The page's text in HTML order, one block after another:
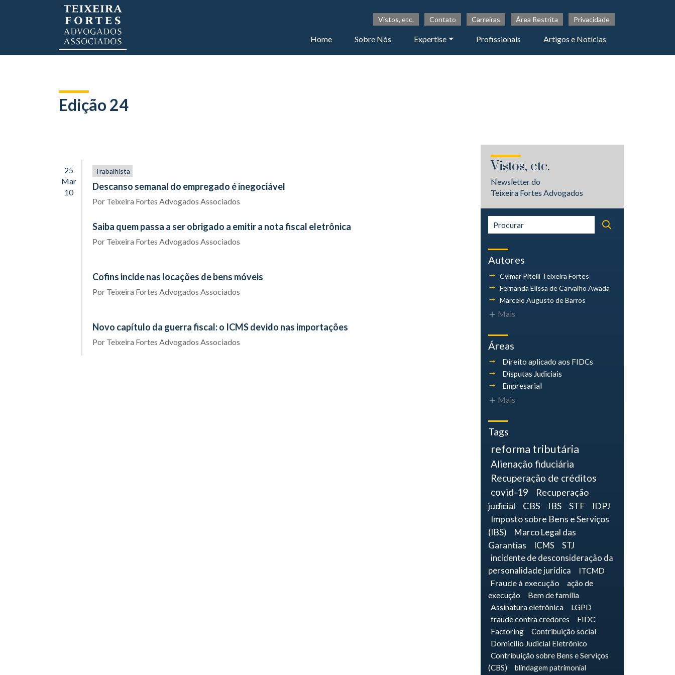
Vistos, etc. Contato Carreiras Área Restrita Privacidade
Home Sobre Nós Expertise Profissionais Artigos e Notícias
Edição 24
25
Mar
10
Trabalhista
Descanso semanal do empregado é inegociável
Por Teixeira Fortes Advogados Associados
Saiba quem passa a ser obrigado a emitir a nota fiscal eletrônica
Por Teixeira Fortes Advogados Associados
Cofins incide nas locações de bens móveis
Por Teixeira Fortes Advogados Associados
Novo capítulo da guerra fiscal: o ICMS devido nas importações
Por Teixeira Fortes Advogados Associados
Vistos, etc.
Newsletter do
Teixeira Fortes Advogados
Autores
Cylmar Pitelli Teixeira Fortes
Fernanda Elissa de Carvalho Awada
Marcelo Augusto de Barros
Mais
Áreas
Direito aplicado aos FIDCs
Disputas Judiciais
Empresarial
Mais
Tags
reforma tributária
Alienação fiduciária
Recuperação de créditos
covid-19
Recuperação
judicial
CBS IBS STF
IDPJ
Imposto sobre Bens e Serviços
(IBS)
Marco Legal das
Garantias
ICMS
STJ
incidente de desconsideração da
personalidade jurídica
ITCMD
Fraude à execução
ação de
execução
Bem de família
Assinatura eletrônica
LGPD
fraude contra credores
FIDC
Factoring
Contribuição social
Domicílio Judicial Eletrônico
Contribuição sobre Bens e Serviços
(CBS)
blindagem patrimonial